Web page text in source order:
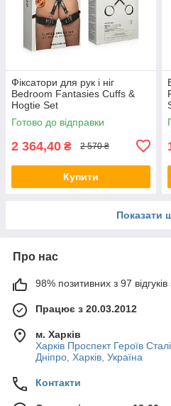
Фіксатори для рук і ніг
Bedroom Fantasies Cuffs &
Hogtie Set
Готово до відправки
2 364,40 ₴ 2 570 ₴
Купити
Показати
Про нас
98% позитивних з 97 відгуків
Працює з 20.03.2012
м. Харків
Харків Проспект Героїв
Дніпро, Харків, Україна
Контакти